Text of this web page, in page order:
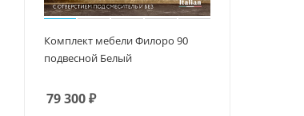
Комплект мебели Филоро 90
подвесной Белый
79 300₽